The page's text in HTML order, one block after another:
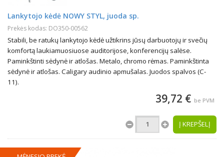
Lankytojo kėdė NOWY STYL, juoda sp.
Prekės kodas: DO350-00562
Stabili, be ratukų lankytojo kėdė užtikrins jūsų darbuotojų ir svečių
komfortą laukiamuosiuose auditorijose, konferencijų salėse.
Paminkštinti sėdynė ir atlošas. Metalo, chromo rėmas. Paminkštinta
sėdynė ir atlošas. Caligary audinio apmušalas. Juodos spalvos (C-
11).
39,72 € be PVM
Į KREPŠELĮ